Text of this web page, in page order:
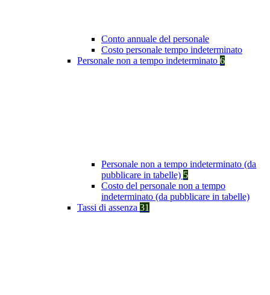
Conto annuale del personale
Costo personale tempo indeterminato
Personale non a tempo indeterminato 6
Personale non a tempo indeterminato (da
pubblicare in tabelle) 5
Costo del personale non a tempo
indeterminato (da pubblicare in tabelle)
Tassi di assenza 31